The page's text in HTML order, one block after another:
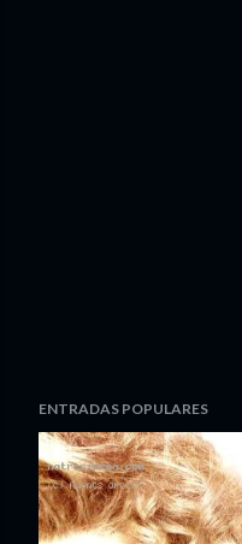
ENTRADAS POPULARES